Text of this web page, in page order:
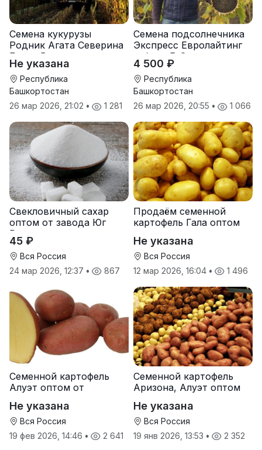
Семена кукурузы
Родник Агата Северина
Берта Вилора
Прохладненский Дарина
Росс Машук Катерина
Не указана
Республика
Башкортостан
26 мар 2026, 21:02 • 1 281
Семена подсолнечника
Экспресс Евролайтинг
гибрид F-G+
4 500 ₽
Республика
Башкортостан
26 мар 2026, 20:55 • 1 066
Свекловичный сахар
оптом от завода Юг
Руси
45 ₽
Вся Россия
24 мар 2026, 12:37 • 867
Продаём семенной
картофель Гала оптом
Не указана
Вся Россия
12 мар 2026, 16:04 • 1 496
Семенной картофель
Алуэт оптом от
Не указана
Вся Россия
19 фев 2026, 14:46 • 2 641
Семенной картофель
Аризона, Алуэт оптом
Не указана
Вся Россия
19 янв 2026, 13:53 • 2 352